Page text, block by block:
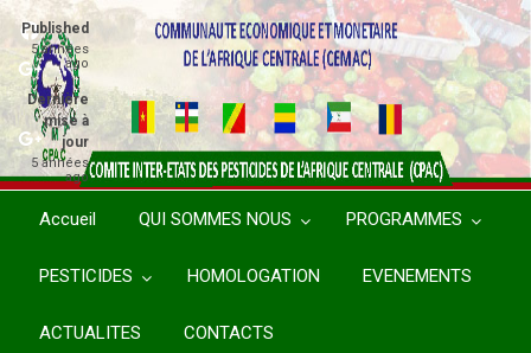
Aller
contenu
principal
Accueil QUI SOMMES NOUS PROGRAMMES
PESTICIDES HOMOLOGATION EVENEMENTS
ACTUALITES CONTACTS
Published
5 années
ago
Dernière
mise à
jour
5 années
ago